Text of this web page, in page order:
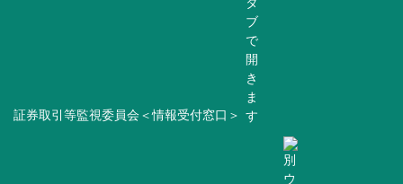
証券取引等監視委員会＜情報受付窓口＞